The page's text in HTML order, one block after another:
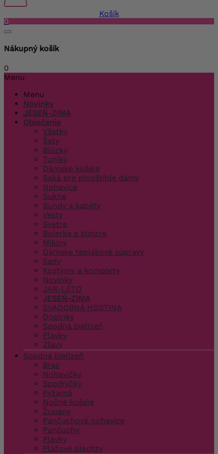
Košík
0
Nákupný košík
0
Menu
Menu
Novinky
JESEŇ-ZIMA
Oblečenie
Všetky
Šaty
Blúzky
Tuniky
Dámske košele
Saká pre plnoštíhle dámy
Nohavice
Sukne
Bundy a kabáty
Vesty
Svetre
Bolerka a blejzre
Mikiny
Dámske teplákové súpravy
Sady
Kostýmy a komplety
Novinky
JAR-LETO
JESEŇ-ZIMA
SVADOBNÁ HOSTINA
Doplnky
Spodná bielizeň
Plavky
Zľavy
Spodná bielizeň
Bras
Nohavičky
Spodničky
Pyžamá
Nočné košele
Župany
Pančuchové nohavice
Pančuchy
Plavky
Plážové plachty